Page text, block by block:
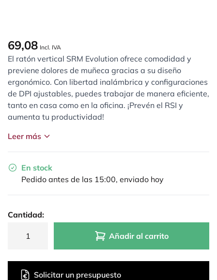
69,08 Incl. IVA
El ratón vertical SRM Evolution ofrece comodidad y
previene dolores de muñeca gracias a su diseño
ergonómico. Con libertad inalámbrica y configuraciones
de DPI ajustables, puedes trabajar de manera eficiente,
tanto en casa como en la oficina. ¡Prevén el RSI y
aumenta tu productividad!
Leer más
En stock
Pedido antes de las 15:00, enviado hoy
Cantidad:
Añadir al carrito
Solicitar un presupuesto